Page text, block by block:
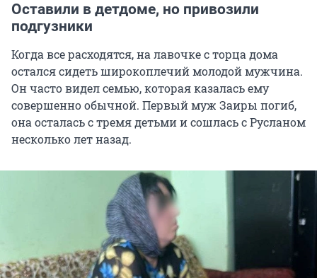
Оставили в детдоме, но привозили
подгузники
Когда все расходятся, на лавочке с торца дома
остался сидеть широкоплечий молодой мужчина.
Он часто видел семью, которая казалась ему
совершенно обычной. Первый муж Заиры погиб,
она осталась с тремя детьми и сошлась с Русланом
несколько лет назад.